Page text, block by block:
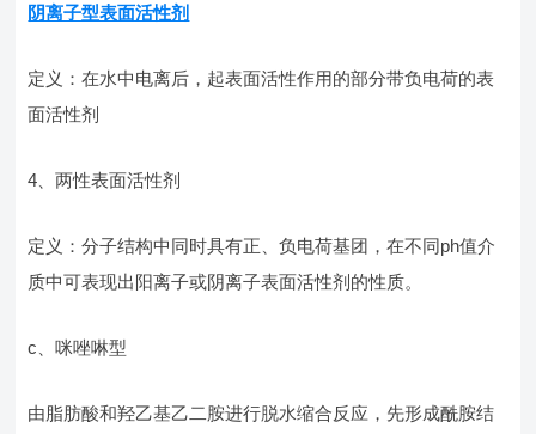
阴离子型表面活性剂
定义：在水中电离后，起表面活性作用的部分带负电荷的表
面活性剂
4、两性表面活性剂
定义：分子结构中同时具有正、负电荷基团，在不同ph值介
质中可表现出阳离子或阴离子表面活性剂的性质。
c、咪唑啉型
由脂肪酸和羟乙基乙二胺进行脱水缩合反应，先形成酰胺结